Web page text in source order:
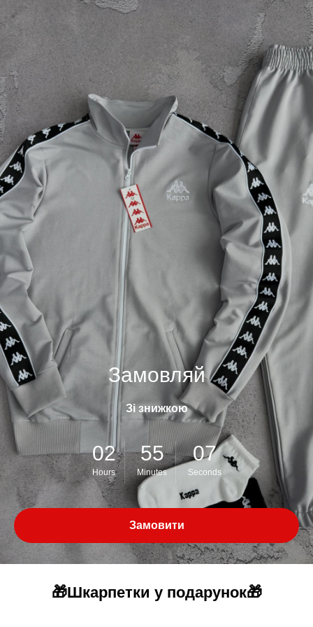
Замовляй
Зі знижкою
02
Hours
55
Minutes
07
Seconds
Замовити
🎁Шкарпетки у подарунок🎁